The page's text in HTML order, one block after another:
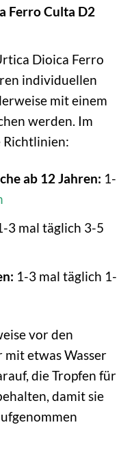
Ferro Culta D2
Dioica Ferro
individuellen
mit einem
werden. Im
Richtlinien:
ab 12 Jahren: 1-
3 mal täglich 3-5
1-3 mal täglich 1-
vor den
etwas Wasser
die Tropfen für
damit sie